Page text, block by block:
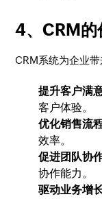
4、CRM的
CRM系统为企业
提升客户满
客户体验。
优化销售流
效率。
促进团队协
协作能力。
驱动业务增